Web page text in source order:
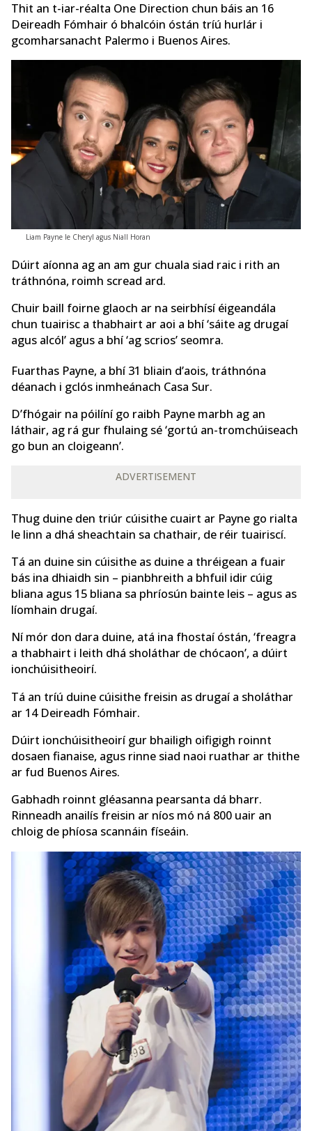
Thit an t-iar-réalta One Direction chun báis an 16
Deireadh Fómhair ó bhalcóin óstán tríú hurlár i
gcomharsanacht Palermo i Buenos Aires.
Liam Payne le Cheryl agus Niall Horan
Dúirt aíonna ag an am gur chuala siad raic i rith an
tráthnóna, roimh scread ard.
Chuir baill foirne glaoch ar na seirbhísí éigeandála
chun tuairisc a thabhairt ar aoi a bhí ‘sáite ag drugaí
agus alcól’ agus a bhí ‘ag scrios’ seomra.
Fuarthas Payne, a bhí 31 bliain d’aois, tráthnóna
déanach i gclós inmheánach Casa Sur.
D’fhógair na póilíní go raibh Payne marbh ag an
láthair, ag rá gur fhulaing sé ‘gortú an-tromchúiseach
go bun an cloigeann’.
ADVERTISEMENT
Thug duine den triúr cúisithe cuairt ar Payne go rialta
le linn a dhá sheachtain sa chathair, de réir tuairiscí.
Tá an duine sin cúisithe as duine a thréigean a fuair
bás ina dhiaidh sin – pianbhreith a bhfuil idir cúig
bliana agus 15 bliana sa phríosún bainte leis – agus as
líomhain drugaí.
Ní mór don dara duine, atá ina fhostaí óstán, ‘freagra
a thabhairt i leith dhá sholáthar de chócaon’, a dúirt
ionchúisitheoirí.
Tá an tríú duine cúisithe freisin as drugaí a sholáthar
ar 14 Deireadh Fómhair.
Dúirt ionchúisitheoirí gur bhailigh oifigigh roinnt
dosaen fianaise, agus rinne siad naoi ruathar ar thithe
ar fud Buenos Aires.
Gabhadh roinnt gléasanna pearsanta dá bharr.
Rinneadh anailís freisin ar níos mó ná 800 uair an
chloig de phíosa scannáin físeáin.